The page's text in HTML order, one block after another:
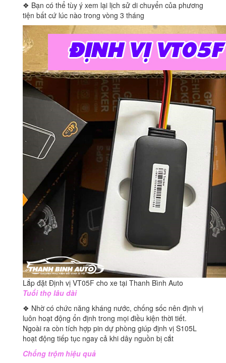
❖ Bạn có thể tùy ý xem lại lịch sử di chuyển của phương
tiện bất cứ lúc nào trong vòng 3 tháng
Lắp đặt Định vị VT05F cho xe tại Thanh Bình Auto
Tuổi thọ lâu dài
❖ Nhờ có chức năng kháng nước, chống sốc nên định vị
luôn hoạt động ổn định trong mọi điều kiện thời tiết.
Ngoài ra còn tích hợp pin dự phòng giúp định vị S105L
hoạt động tiếp tục ngay cả khi dây nguồn bị cắt
Chống trộm hiệu quả